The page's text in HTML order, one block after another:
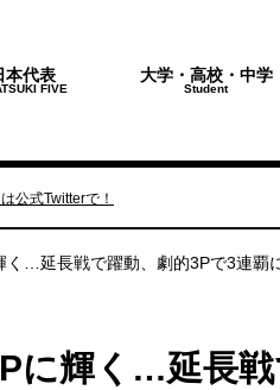
本代表
FIVE
大学・高校・中学
Student
公式Twitterで！
く…延長戦で躍動、劇的3Pで3連覇
に輝く…延長